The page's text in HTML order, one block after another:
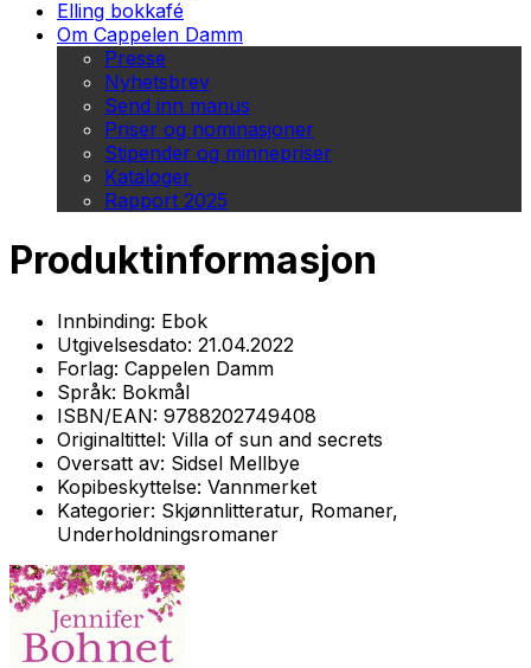
Elling bokkafé
Om Cappelen Damm
Presse
Nyhetsbrev
Send inn manus
Priser og nominasjoner
Stipender og minnepriser
Kataloger
Rapport 2025
Produktinformasjon
Innbinding: Ebok
Utgivelsesdato: 21.04.2022
Forlag: Cappelen Damm
Språk: Bokmål
ISBN/EAN: 9788202749408
Originaltittel: Villa of sun and secrets
Oversatt av: Sidsel Mellbye
Kopibeskyttelse: Vannmerket
Kategorier: Skjønnlitteratur, Romaner,
Underholdningsromaner